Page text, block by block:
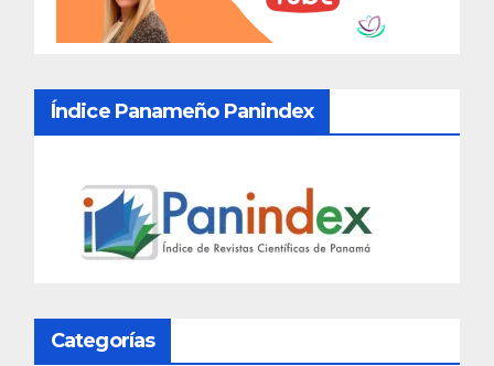
Índice Panameño Panindex
Categorías